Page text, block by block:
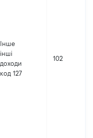
Інше
інші
доходи
код 127
102